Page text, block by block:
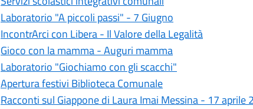
Laboratorio "A piccoli passi" - 7 Giugno
IncontrArci con Libera - Il Valore della Legalità
Gioco con la mamma - Auguri mamma
Laboratorio "Giochiamo con gli scacchi"
Apertura festivi Biblioteca Comunale
Racconti sul Giappone di Laura Imai Messina - 17 aprile